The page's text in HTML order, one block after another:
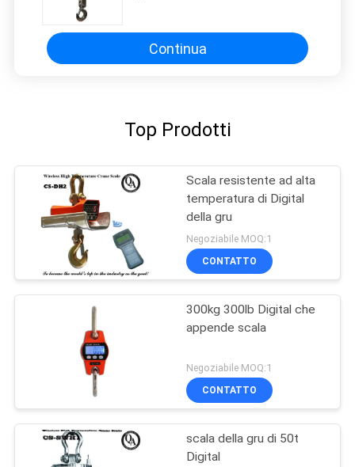
Continua
Top Prodotti
Scala resistente ad alta
temperatura di Digital
della gru
Negoziabile MOQ:1
CONTATTO
300kg 300lb Digital che
appende scala
Negoziabile MOQ:1
CONTATTO
scala della gru di 50t
Digital